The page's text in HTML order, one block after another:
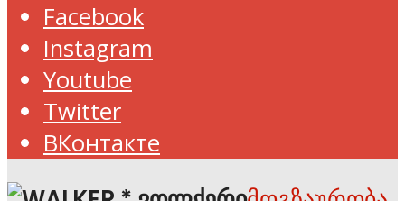
Facebook
Instagram
Youtube
Twitter
ВКонтакте